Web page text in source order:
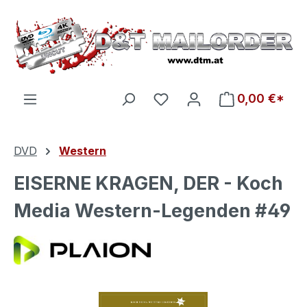
Zum Hauptinhalt springen
Du hast 0 Produkte auf
0,00 €*
DVD Western
EISERNE KRAGEN, DER - Koch
Media Western-Legenden #49
Bildergalerie überspringen